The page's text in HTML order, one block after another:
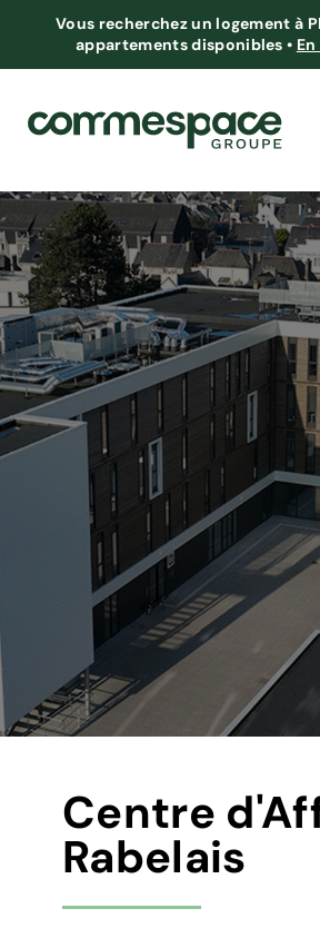
Vous recherchez un logement à
appartements disponibles •
Centre
Rabelais